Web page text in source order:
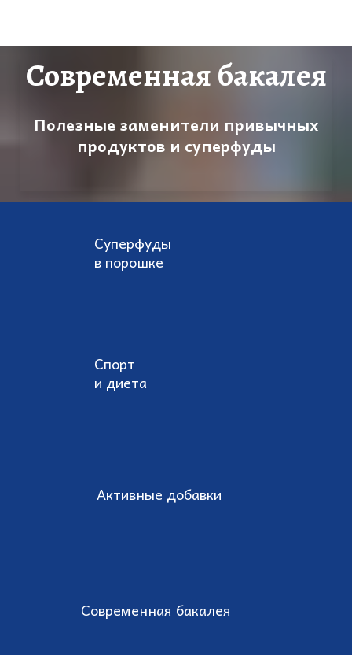
Современная бакалея
Полезные заменители привычных
продуктов и суперфуды
Суперфуды
в порошке
Спорт
и диета
Активные добавки
Современная бакалея